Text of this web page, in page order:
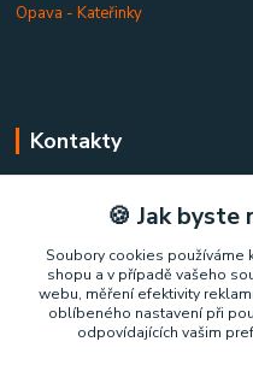
Opava - Kateřinky
Kontakty
+420 777 852 326
(Po-Pá, 9-17 hod.)
home-comfort@home-
🍪 Jak byste
Soubory cookies používáme
shopu a v případě vašeho
webu, měření efektivity
oblíbeného nastavení při
odpovídajících vašim